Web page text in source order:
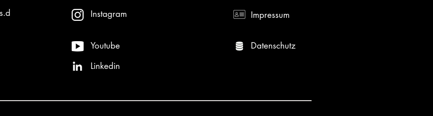
Instagram
Youtube
Linkedin
Impressum
Datenschutz